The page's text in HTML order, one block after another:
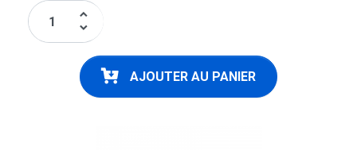
keyboard_arrow_up
keyboard_arrow_down
AJOUTER AU PANIER